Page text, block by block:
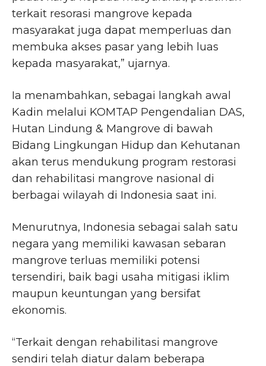
terkait resorasi mangrove kepada
masyarakat juga dapat memperluas dan
membuka akses pasar yang lebih luas
kepada masyarakat,” ujarnya.
Ia menambahkan, sebagai langkah awal
Kadin melalui KOMTAP Pengendalian DAS,
Hutan Lindung & Mangrove di bawah
Bidang Lingkungan Hidup dan Kehutanan
akan terus mendukung program restorasi
dan rehabilitasi mangrove nasional di
berbagai wilayah di Indonesia saat ini.
Menurutnya, Indonesia sebagai salah satu
negara yang memiliki kawasan sebaran
mangrove terluas memiliki potensi
tersendiri, baik bagi usaha mitigasi iklim
maupun keuntungan yang bersifat
ekonomis.
“Terkait dengan rehabilitasi mangrove
sendiri telah diatur dalam beberapa